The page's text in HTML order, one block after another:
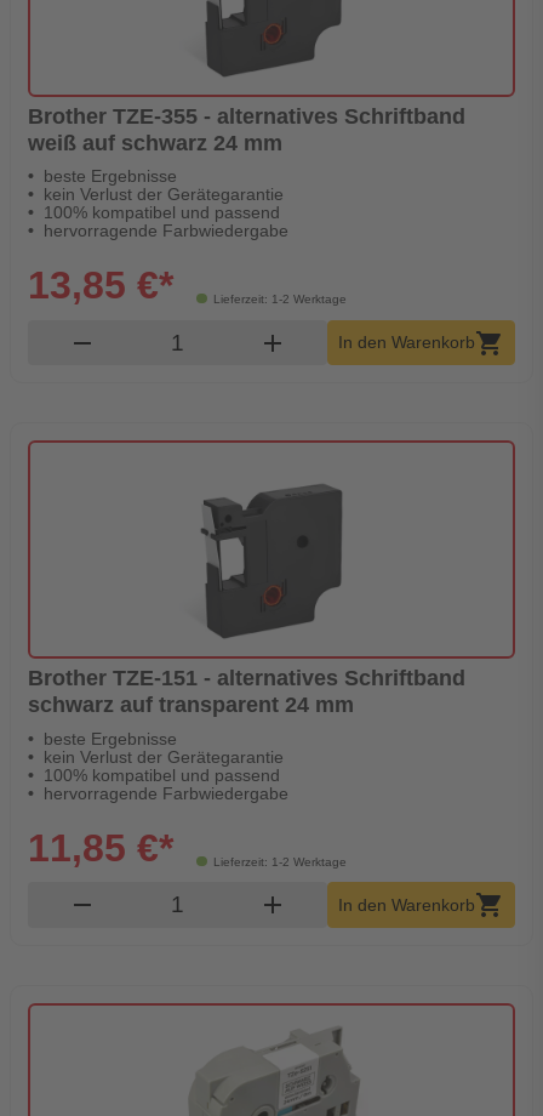
Brother TZE-355 - alternatives Schriftband
weiß auf schwarz 24 mm
beste Ergebnisse
kein Verlust der Gerätegarantie
100% kompatibel und passend
hervorragende Farbwiedergabe
Lieferzeit: 1-2 Werktage
13,85 €*
remove Produkt Warenkorb Menge
add In den Warenkorbshopping_cart
Brother TZE-151 - alternatives Schriftband
schwarz auf transparent 24 mm
beste Ergebnisse
kein Verlust der Gerätegarantie
100% kompatibel und passend
hervorragende Farbwiedergabe
Lieferzeit: 1-2 Werktage
11,85 €*
remove Produkt Warenkorb Menge
add In den Warenkorbshopping_cart